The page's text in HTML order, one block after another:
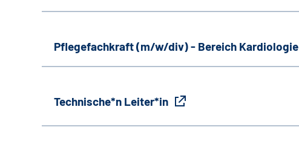
Pflegefachkraft (m/w/div) - Bereich Kardiologie
Technische*n Leiter*in